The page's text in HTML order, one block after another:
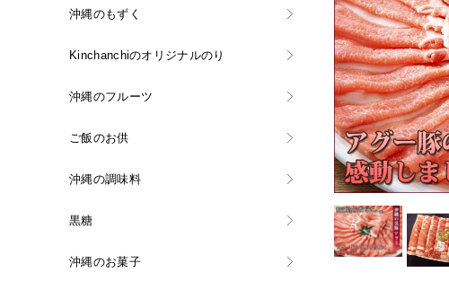
沖縄のもずく
Kinchanchiのオリジナルのり
沖縄のフルーツ
ご飯のお供
沖縄の調味料
黒糖
沖縄のお菓子